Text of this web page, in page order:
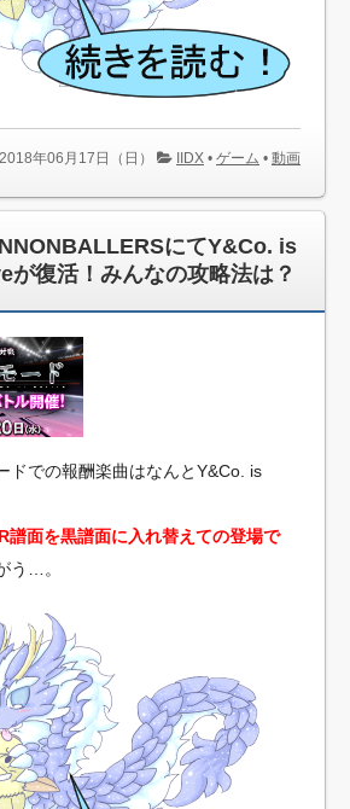
2018年06月17日（日） IIDX • ゲーム • 動画
にてY&Co. is
復活！みんなの攻略法は？
ドでの報酬楽曲はなんとY&Co. is
譜面を黒譜面に入れ替えての登場で
う…。